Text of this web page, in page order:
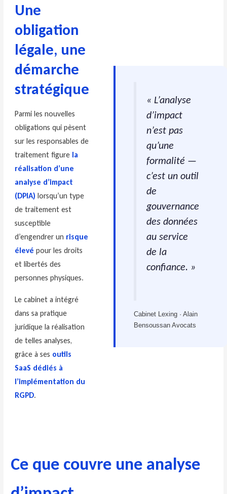
Une
obligation
légale, une
démarche
stratégique
Parmi les nouvelles
obligations qui pèsent
sur les responsables de
traitement figure la
réalisation d’une
analyse d’impact
(DPIA) lorsqu’un type
de traitement est
susceptible
d’engendrer un risque
élevé pour les droits
et libertés des
personnes physiques.
Le cabinet a intégré
dans sa pratique
juridique la réalisation
de telles analyses,
grâce à ses outils
SaaS dédiés à
l’implémentation du
RGPD.
« L’analyse
d’impact
n’est pas
qu’une
formalité —
c’est un outil
de
gouvernance
des données
au service
de la
confiance. »
Cabinet Lexing · Alain
Bensoussan Avocats
Ce que couvre une analyse